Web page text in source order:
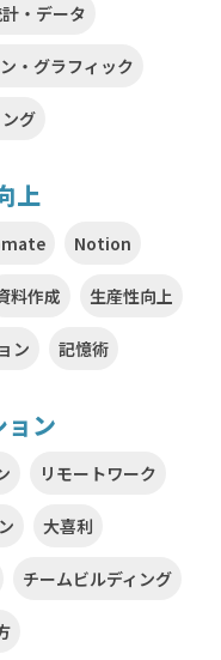
・データ
・グラフィック
グ
上
Notion
料作成 生産性向上
ン 記憶術
ョン
リモートワーク
大喜利
チームビルディング